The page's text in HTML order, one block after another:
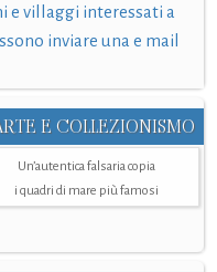
e villaggi interessati a
inviare una e mail
E COLLEZIONISMO
Un’autentica falsaria copia
i quadri di mare più famosi